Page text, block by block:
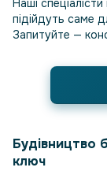
Наші
підійдуть саме
Запитуйте —
Будівництво
ключ